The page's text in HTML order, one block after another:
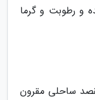
و رطوبت و گرما
ساحلی مقرون